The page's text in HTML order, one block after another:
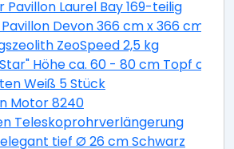
Laurel Bay 169-teilig
Devon 366 cm x 366 cm
ZeoSpeed 2,5 kg
Höhe ca. 60 - 80 cm Topf ca. 2
Weiß 5 Stück
Motor 8240
Teleskoprohrverlängerung
tief Ø 26 cm Schwarz